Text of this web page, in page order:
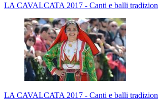
LA CAVALCATA 2017 - Canti e balli
LA CAVALCATA 2017 - Canti e balli